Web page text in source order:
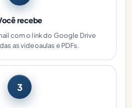
recebe
com o link do Google Drive
as videoaulas e PDFs.
3